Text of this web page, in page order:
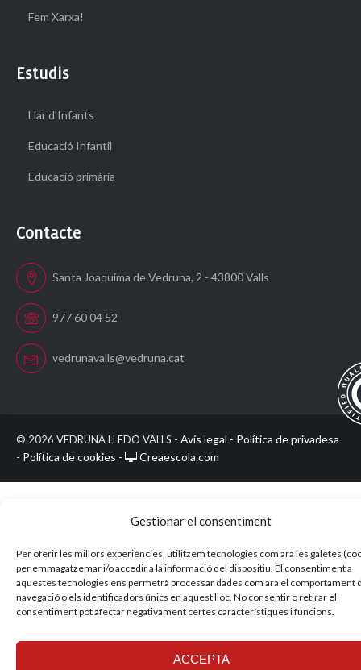
Gestionar el consentiment
Per oferir les millors experiències, utilitzem tecnologies com ara les galetes
per emmagatzemar i/o accedir a la informació del dispositiu. El consentiment a
aquestes tecnologies ens permetrà processar dades com ara el comportament
navegació o els identificadors únics en aquest lloc. No consentir o retirar el
consentiment pot afectar negativament certes característiques i funcions.
ACCEPTA
Fem Xarxa!
Estudis
Llar d’Infants
Educació Infantil
Educació primària
Contacte
Santa Joaquima de Vedruna, 2 - 43800 Valls
977 60 04 52
vedrunavalls@vedruna.cat
© 2026 VEDRUNA LLEDO VALLS - Avís legal - Política de privadesa
- Política de cookies - Creaescola.com